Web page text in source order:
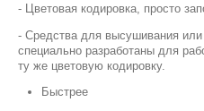
- Цветовая кодировка, просто
- Средства для высушивания или
специально разработаны для
ту же цветовую кодировку.
Быстрее